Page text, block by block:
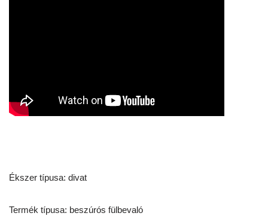
Ékszer típusa: divat
Termék típusa: beszúrós fülbevaló